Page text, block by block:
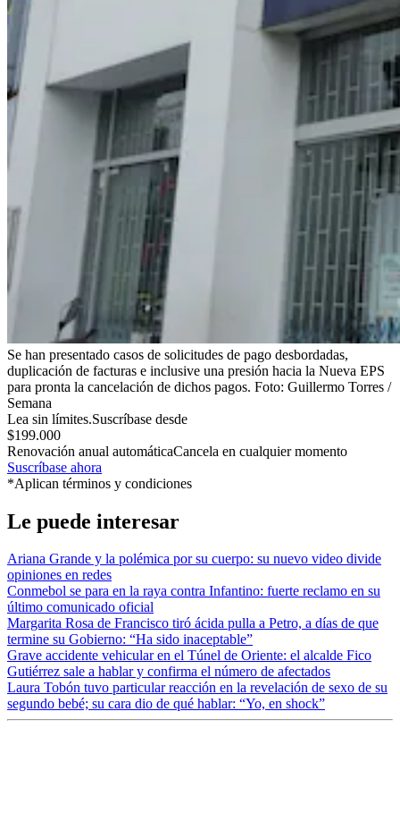
Se han presentado casos de solicitudes de pago desbordadas,
duplicación de facturas e inclusive una presión hacia la Nueva EPS
para pronta la cancelación de dichos pagos. Foto: Guillermo Torres /
Semana
Lea sin límites.Suscríbase desde
$199.000
Renovación anual automáticaCancela en cualquier momento
Suscríbase ahora
*Aplican términos y condiciones
Le puede interesar
Ariana Grande y la polémica por su cuerpo: su nuevo video divide
opiniones en redes
Conmebol se para en la raya contra Infantino: fuerte reclamo en su
último comunicado oficial
Margarita Rosa de Francisco tiró ácida pulla a Petro, a días de que
termine su Gobierno: “Ha sido inaceptable”
Grave accidente vehicular en el Túnel de Oriente: el alcalde Fico
Gutiérrez sale a hablar y confirma el número de afectados
Laura Tobón tuvo particular reacción en la revelación de sexo de su
segundo bebé; su cara dio de qué hablar: “Yo, en shock”